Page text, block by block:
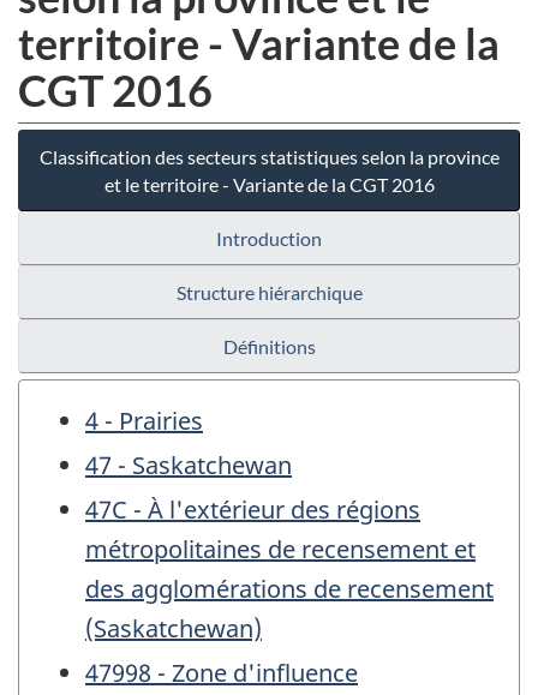
territoire - Variante de la
CGT 2016
Classification des secteurs statistiques selon la province
et le territoire - Variante de la CGT 2016
Introduction
Structure hiérarchique
Définitions
4 - Prairies
47 - Saskatchewan
47C - À l'extérieur des régions
métropolitaines de recensement et
des agglomérations de recensement
(Saskatchewan)
47998 - Zone d'influence